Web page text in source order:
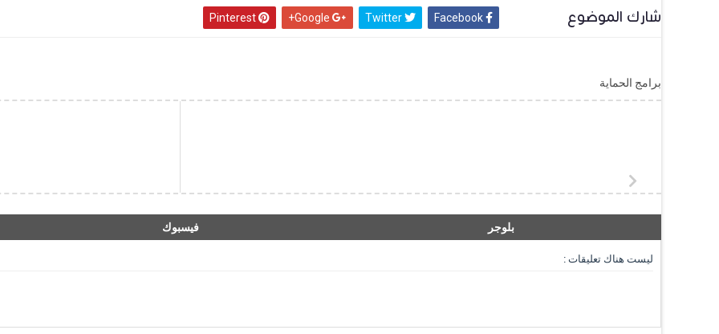
شارك الموضوع Facebook
Twitter
Google+
Pinterest
برامج الحماية
بلوجر فيسبوك
ليست هناك تعليقات :